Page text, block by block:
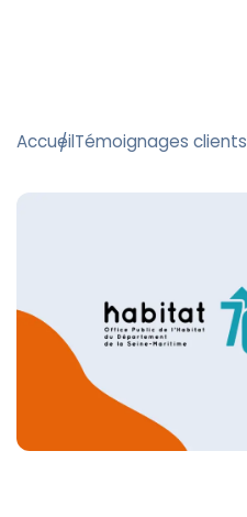
AccueilTémoignages clients